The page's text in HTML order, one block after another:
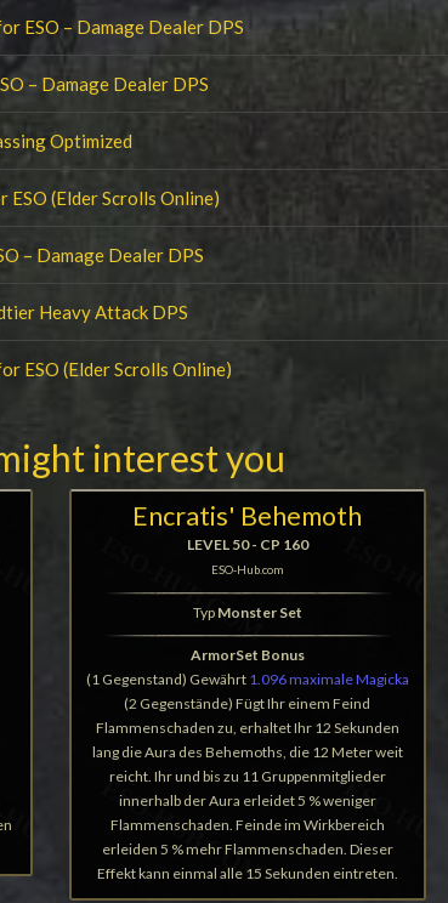
ESO – Damage Dealer DPS
– Damage Dealer DPS
Optimized
(Elder Scrolls Online)
– Damage Dealer DPS
Heavy Attack DPS
ESO (Elder Scrolls Online)
interest you
Encratis' Behemoth
LEVEL 50 - CP 160
ESO-Hub.com
Typ Monster Set
ArmorSet Bonus
(1 Gegenstand) Gewährt 1.096 maximale Magicka
(2 Gegenstände) Fügt Ihr einem Feind
Flammenschaden zu, erhaltet Ihr 12 Sekunden
lang die Aura des Behemoths, die 12 Meter weit
reicht. Ihr und bis zu 11 Gruppenmitglieder
innerhalb der Aura erleidet 5 % weniger
Flammenschaden. Feinde im Wirkbereich
erleiden 5 % mehr Flammenschaden. Dieser
Effekt kann einmal alle 15 Sekunden eintreten.